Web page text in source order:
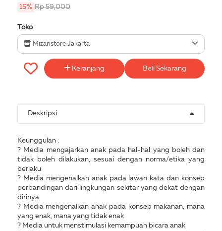
15% Rp 59,000
Toko
Mizanstore Jakarta
Keranjang Beli Sekarang
Deskripsi
Keunggulan :
? Media mengajarkan anak pada hal-hal yang boleh dan
tidak boleh dilakukan, sesuai dengan norma/etika yang
berlaku
? Media mengenalkan anak pada lawan kata dan konsep
perbandingan dari lingkungan sekitar yang dekat dengan
dirinya
? Media mengenalkan anak pada konsep makanan, mana
yang enak, mana yang tidak enak
? Media untuk menstimulasi kemampuan bicara anak